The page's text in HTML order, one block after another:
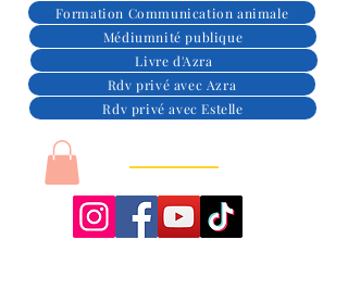
Médiumnité publique
Livre d'Azra
Rdv privé avec Azra
Rdv privé avec Estelle
Formation Communication animale